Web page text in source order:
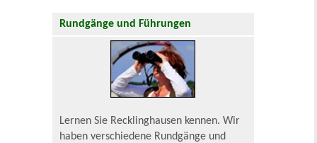
Rundgänge und Führungen
Lernen Sie Recklinghausen kennen. Wir
haben verschiedene Rundgänge und